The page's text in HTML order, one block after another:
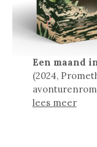
Een maand
(2024,
lees meer